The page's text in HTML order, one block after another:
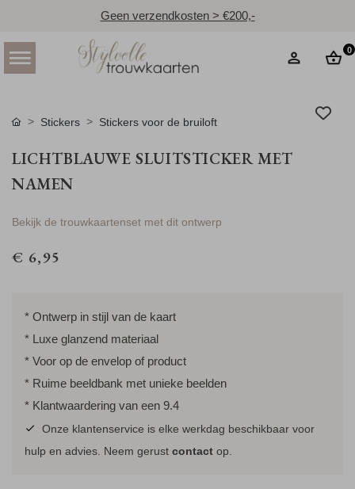
Geen verzendkosten > €200,-
0
Stickers Stickers voor de bruiloft
LICHTBLAUWE SLUITSTICKER MET
NAMEN
Bekijk de trouwkaartenset met dit ontwerp
€ 6,95
* Ontwerp in stijl van de kaart
* Luxe glanzend materiaal
* Voor op de envelop of product
* Ruime beeldbank met unieke beelden
* Klantwaardering van een 9.4
Onze klantenservice is elke werkdag beschikbaar voor
hulp en advies. Neem gerust contact op.